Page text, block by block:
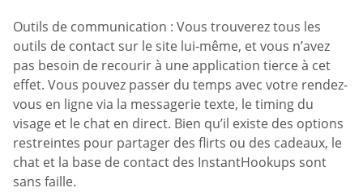
Outils de communication : Vous trouverez tous les
outils de contact sur le site lui-même, et vous n’avez
pas besoin de recourir à une application tierce à cet
effet. Vous pouvez passer du temps avec votre rendez-
vous en ligne via la messagerie texte, le timing du
visage et le chat en direct. Bien qu’il existe des options
restreintes pour partager des flirts ou des cadeaux, le
chat et la base de contact des InstantHookups sont
sans faille.